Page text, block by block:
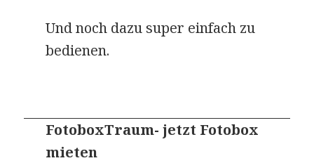
Und noch dazu super einfach zu
bedienen.
FotoboxTraum- jetzt Fotobox
mieten